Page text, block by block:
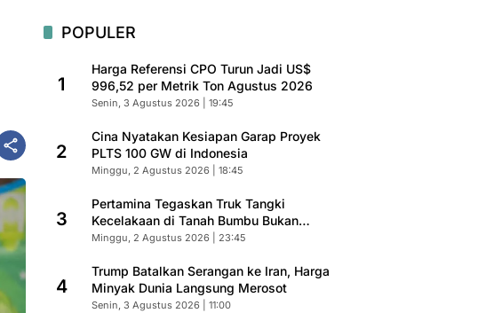
POPULER
1
Harga Referensi CPO Turun Jadi US$
996,52 per Metrik Ton Agustus 2026
Senin, 3 Agustus 2026 | 19:45
2
Cina Nyatakan Kesiapan Garap Proyek
PLTS 100 GW di Indonesia
Minggu, 2 Agustus 2026 | 18:45
3
Pertamina Tegaskan Truk Tangki
Kecelakaan di Tanah Bumbu Bukan
Armada Resmi
Minggu, 2 Agustus 2026 | 23:45
4
Trump Batalkan Serangan ke Iran, Harga
Minyak Dunia Langsung Merosot
Senin, 3 Agustus 2026 | 11:00